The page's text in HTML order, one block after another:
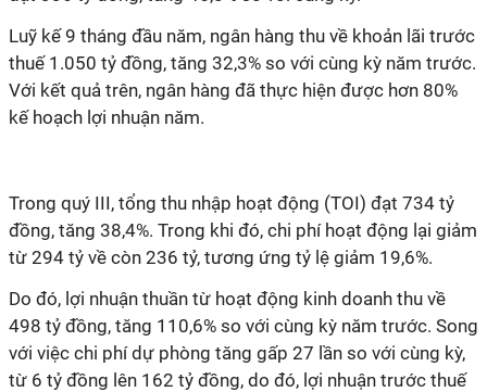
Luỹ kế 9 tháng đầu năm, ngân hàng thu về khoản lãi trước
thuế 1.050 tỷ đồng, tăng 32,3% so với cùng kỳ năm trước.
Với kết quả trên, ngân hàng đã thực hiện được hơn 80%
kế hoạch lợi nhuận năm.
Trong quý III, tổng thu nhập hoạt động (TOI) đạt 734 tỷ
đồng, tăng 38,4%. Trong khi đó, chi phí hoạt động lại giảm
từ 294 tỷ về còn 236 tỷ, tương ứng tỷ lệ giảm 19,6%.
Do đó, lợi nhuận thuần từ hoạt động kinh doanh thu về
498 tỷ đồng, tăng 110,6% so với cùng kỳ năm trước. Song
với việc chi phí dự phòng tăng gấp 27 lần so với cùng kỳ,
từ 6 tỷ đồng lên 162 tỷ đồng, do đó, lợi nhuận trước thuế